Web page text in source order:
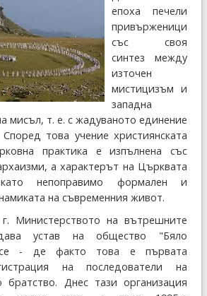
епоха печели
привърженици
със своя
синтез между
източен
мистицизъм и
западна
мисъл, т. е. с жадуваното единение
това учение християнската
практика е изпълнена със
а характерът на Църквата
непоправимо формален и
на съвременния живот.
Министерството на вътрешните
устав на общество "Бяло
- де факто това е първата
на последователи на
братство. Днес тази организация